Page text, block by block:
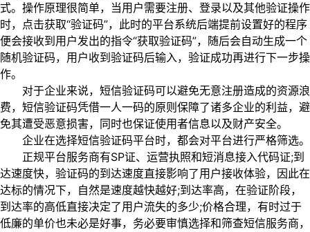
式。操作原理很简单，当用户需要注册、登录以及其他验证操作
时，点击获取“验证码”，此时的平台系统后端提前设置好的程序
便会接收到用户发出的指令“获取验证码”，随后会自动生成一个
随机验证码，用户收到验证码后输入，验证成功再进行下一步操
作。
对于企业来说，短信验证码可以避免无意注册造成的资源浪
费，短信验证码凭借一人一码的原则保障了诸多企业的利益，避
免其遭受恶意损害，同时也保证使用者信息以及财产安全。
企业在选择短信验证码平台时，都会对平台进行严格筛选。
正规平台服务商有SP证、运营执照和短消息接入代码证;到
达速度快，验证码的到达速度直接影响了用户接收体验，因此在
达标的情况下，自然是速度越快越好;到达率高，在验证阶段，
到达率的高低直接决定了用户流失的多少;价格合理，有时过于
低廉的单价也未必是好事，务必要审慎选择和筛查短信服务商，